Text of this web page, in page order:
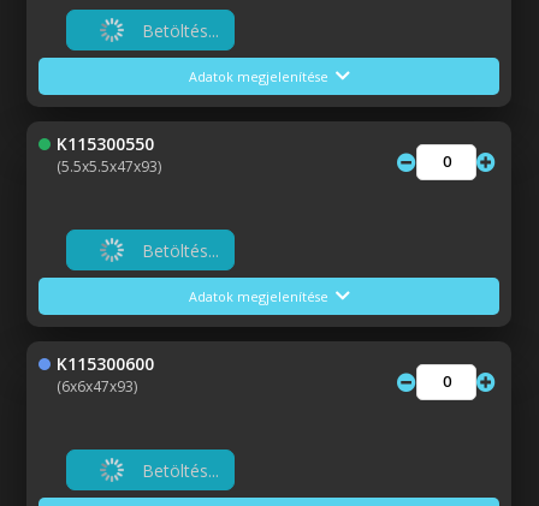
Betöltés...
Adatok megjelenítése
K115300550
(5.5x5.5x47x93)
Betöltés...
Adatok megjelenítése
K115300600
(6x6x47x93)
Betöltés...